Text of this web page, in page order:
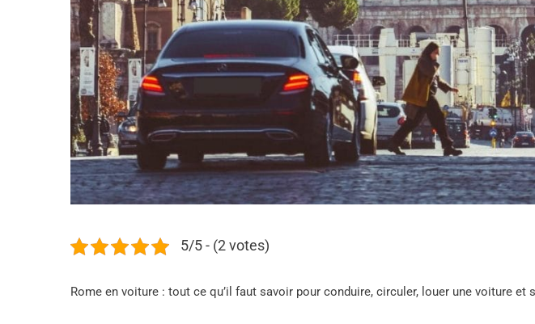
5/5 - (2 votes)
Rome en voiture : tout ce qu’il faut savoir pour conduire, circuler, louer une voiture et